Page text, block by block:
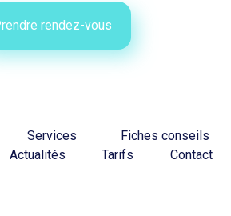
rendez-vous
Services
Fiches conseils
Actualités Tarifs Contact